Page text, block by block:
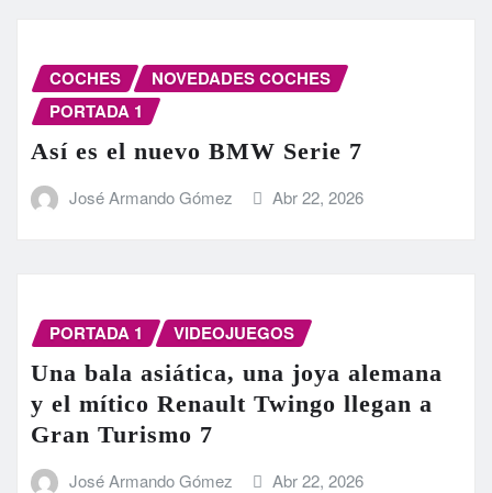
COCHES
NOVEDADES COCHES
PORTADA 1
Así es el nuevo BMW Serie 7
José Armando Gómez Abr 22, 2026
PORTADA 1 VIDEOJUEGOS
Una bala asiática, una joya alemana
y el mítico Renault Twingo llegan a
Gran Turismo 7
José Armando Gómez Abr 22, 2026